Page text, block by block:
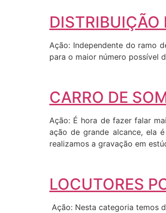
DISTRIBUIÇÃO
Ação: Independente do ramo
para o maior número possível
CARRO DE
Ação: É hora de fazer falar
ação de grande alcance, ela
realizamos a gravação em
LOCUTORES
Ação: Nesta categoria temos